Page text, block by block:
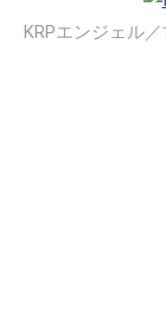
KRPエンジェル